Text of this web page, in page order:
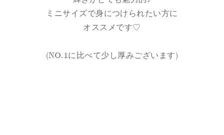
ミニサイズで身につけられたい方に
オススメです♡
(NO.1に比べて少し厚みございます)